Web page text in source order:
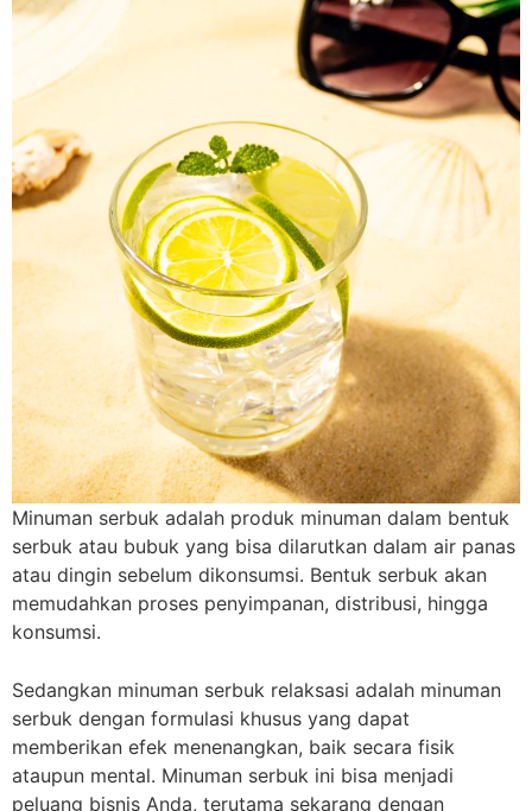
Minuman serbuk adalah produk minuman dalam bentuk
serbuk atau bubuk yang bisa dilarutkan dalam air panas
atau dingin sebelum dikonsumsi. Bentuk serbuk akan
memudahkan proses penyimpanan, distribusi, hingga
konsumsi.
Sedangkan minuman serbuk relaksasi adalah minuman
serbuk dengan formulasi khusus yang dapat
memberikan efek menenangkan, baik secara fisik
ataupun mental. Minuman serbuk ini bisa menjadi
peluang bisnis Anda, terutama sekarang dengan